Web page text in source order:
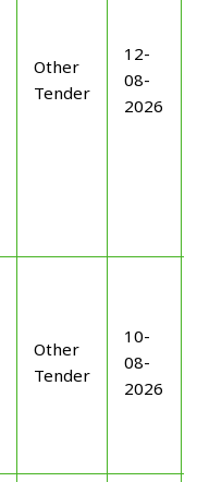
Other
Tender
12-
08-
2026
Other
Tender
10-
08-
2026